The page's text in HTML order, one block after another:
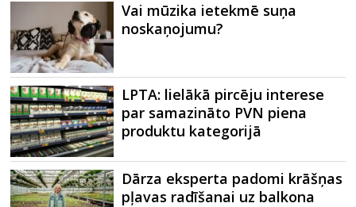
Vai mūzika ietekmē suņa
noskaņojumu?
LPTA: lielākā pircēju interese
par samazināto PVN piena
produktu kategorijā
Dārza eksperta padomi krāšņas
pļavas radīšanai uz balkona